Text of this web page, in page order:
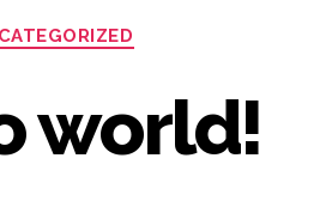
world!